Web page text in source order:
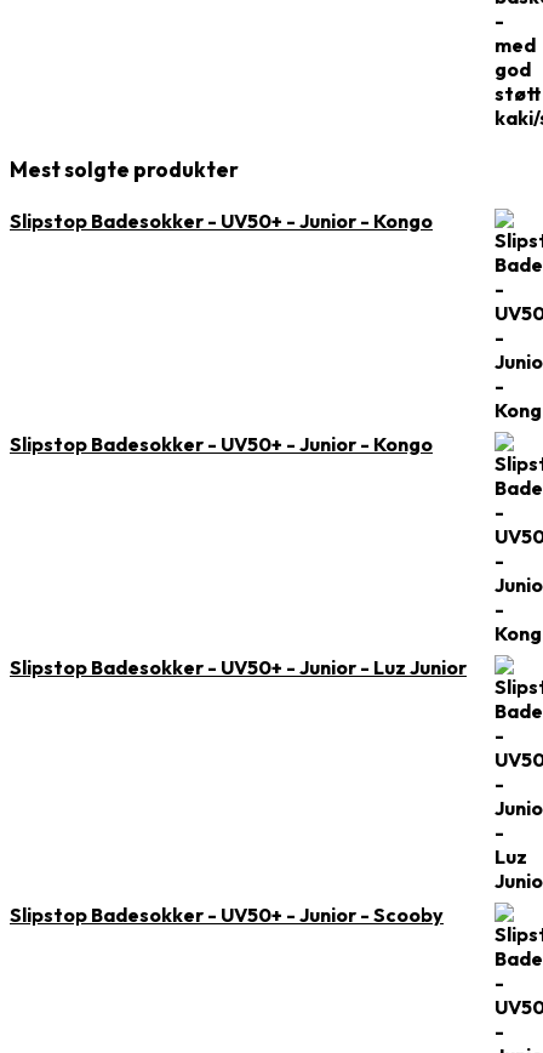
Mest solgte produkter
Slipstop Badesokker - UV50+ - Junior - Kongo
Slipstop Badesokker - UV50+ - Junior - Kongo
Slipstop Badesokker - UV50+ - Junior - Luz Junior
Slipstop Badesokker - UV50+ - Junior - Scooby